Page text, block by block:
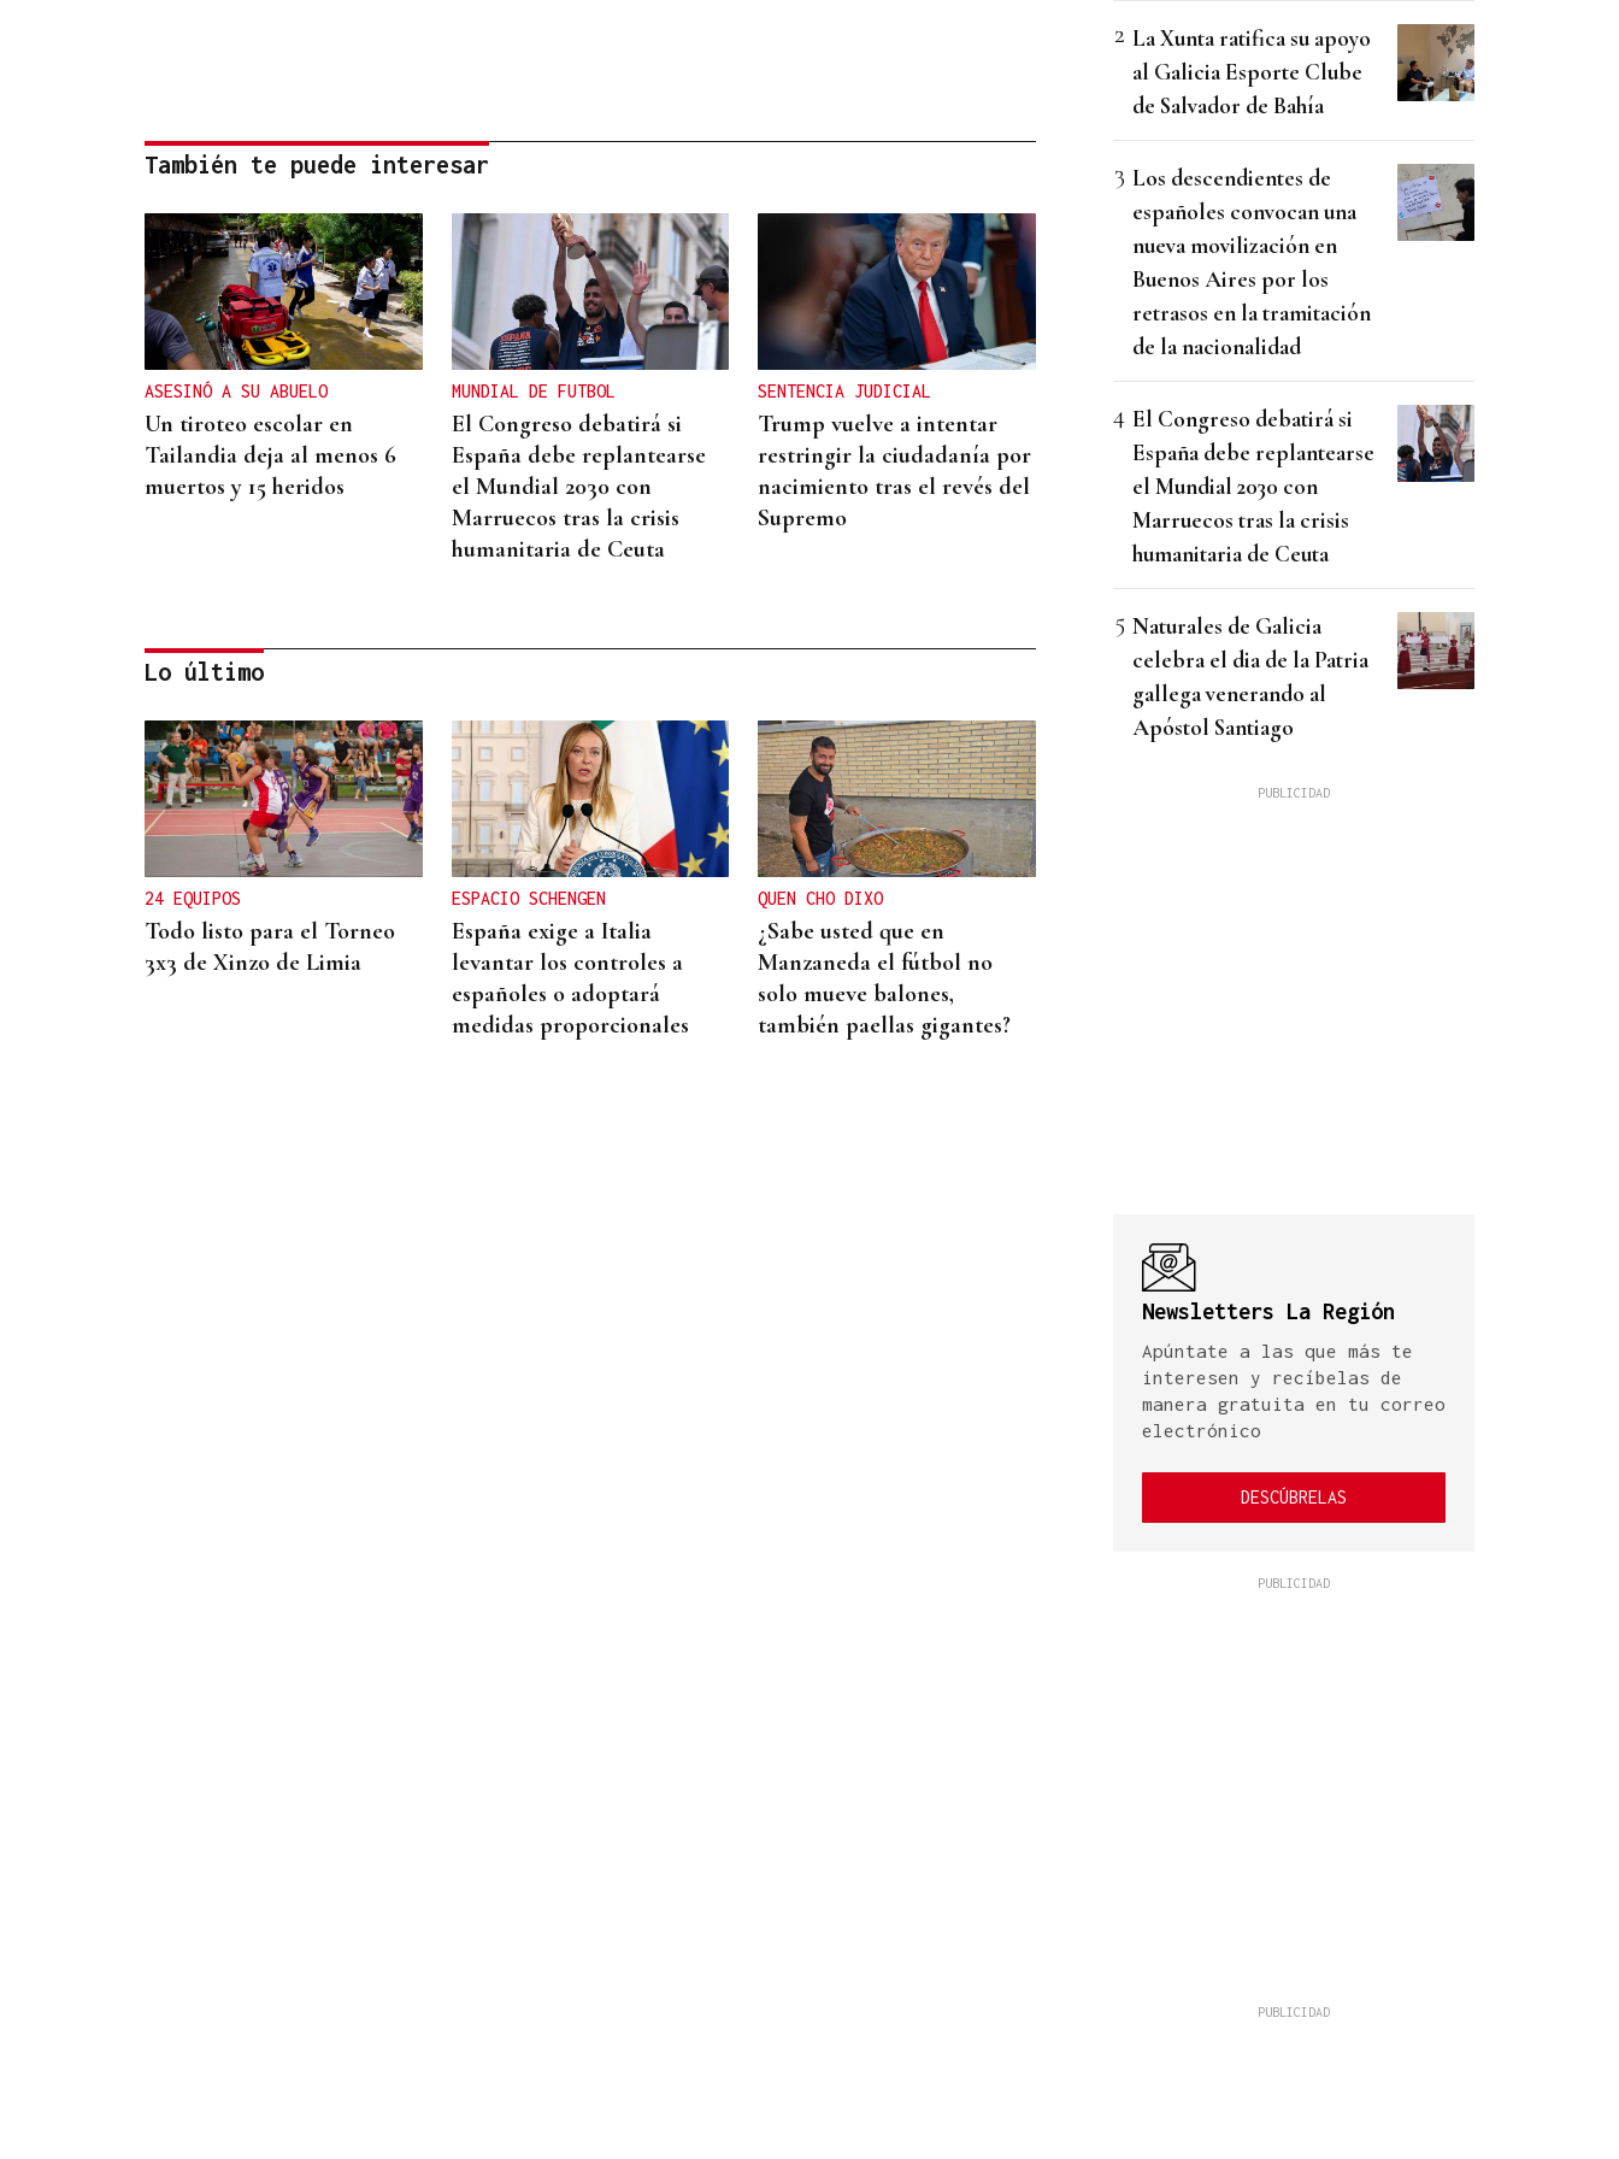
También te puede interesar
ASESINÓ A SU ABUELO
Un tiroteo escolar en
Tailandia deja al menos 6
muertos y 15 heridos
MUNDIAL DE FUTBOL
El Congreso debatirá si
España debe replantearse
el Mundial 2030 con
Marruecos tras la crisis
humanitaria de Ceuta
SENTENCIA JUDICIAL
Trump vuelve a intentar
restringir la ciudadanía por
nacimiento tras el revés del
Supremo
RELACIONES DIPLOMÁTICAS
Chile y Venezuela retoman
sus relaciones consulares
tras dos años de ruptura
Lo último
24 EQUIPOS
Todo listo para el Torneo
3x3 de Xinzo de Limia
ESPACIO SCHENGEN
España exige a Italia
levantar los controles a
españoles o adoptará
medidas proporcionales
QUEN CHO DIXO
¿Sabe usted que en
Manzaneda el fútbol no
solo mueve balones,
también paellas gigantes?
La Xunta ratifica su apoyo
al Galicia Esporte Clube
de Salvador de Bahía
Los descendientes de
españoles convocan una
nueva movilización en
Buenos Aires por los
retrasos en la tramitación
de la nacionalidad
El Congreso debatirá si
España debe replantearse
el Mundial 2030 con
Marruecos tras la crisis
humanitaria de Ceuta
Naturales de Galicia
celebra el dia de la Patria
gallega venerando al
Apóstol Santiago
Newsletters La Región
Apúntate a las que más te
interesen y recíbelas de
manera gratuita en tu correo
electrónico
DESCÚBRELAS